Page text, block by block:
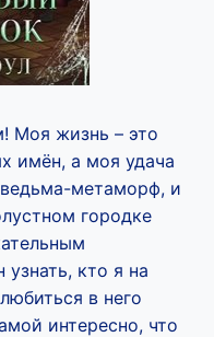
Моя жизнь – это
имён, а моя удача
метаморф, и
городке
кто я на
в него
интересно, что